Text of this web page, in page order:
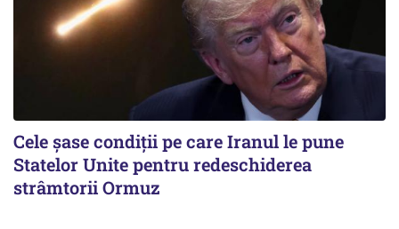
Cele șase condiții pe care Iranul le pune
Statelor Unite pentru redeschiderea
strâmtorii Ormuz